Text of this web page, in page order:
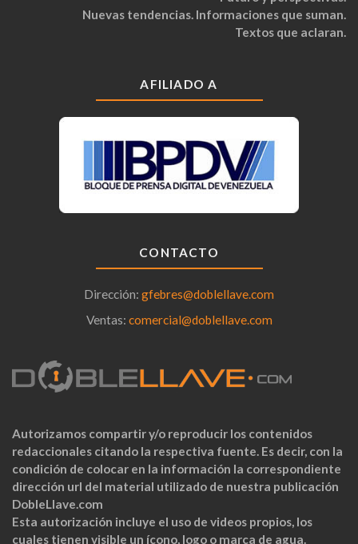
Nuevas tendencias. Informaciones que suman.
Textos que aclaran.
AFILIADO A
CONTACTO
Dirección: gfebres@doblellave.com
Ventas: comercial@doblellave.com
Autorizamos compartir y/o reproducir los contenidos
redaccionales citando la respectiva fuente. Es decir, con la
condición de colocar en la información la correspondiente
dirección url del material utilizado de nuestra publicación
DobleLlave.com
Esta autorización incluye el uso de videos propios, los
cuales tienen visible un ícono, logo o marca de agua.